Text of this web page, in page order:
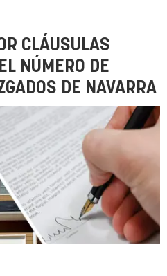
CLÁUSULAS
NÚMERO DE
DE NAVARRA